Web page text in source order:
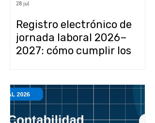
Registro electrónico de
jornada laboral 2026–
2027: cómo cumplir los
Tempo Control
28 jul